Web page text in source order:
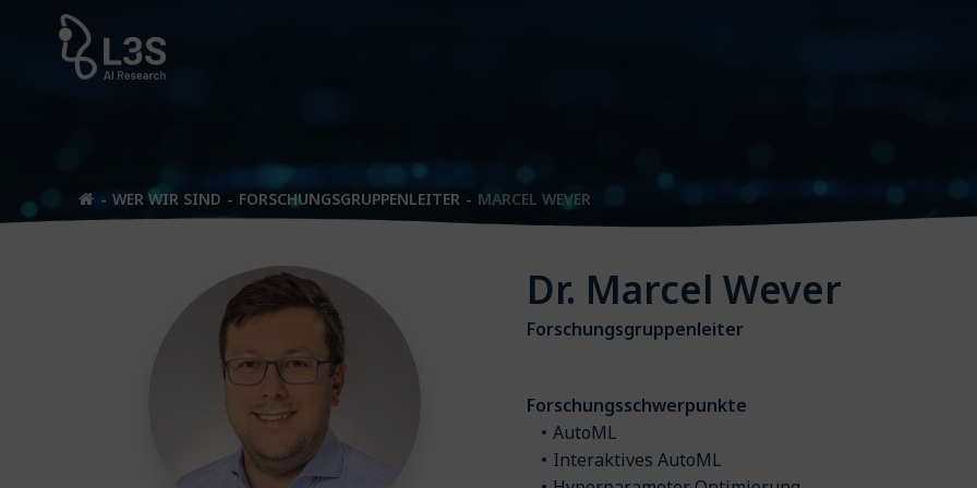
springen
WER WIR SIND FORSCHUNGSGRUPPENLEITER MARCEL WEVER
Dr. Marcel Wever
Forschungsgruppenleiter
Forschungsschwerpunkte
AutoML
Interaktives AutoML